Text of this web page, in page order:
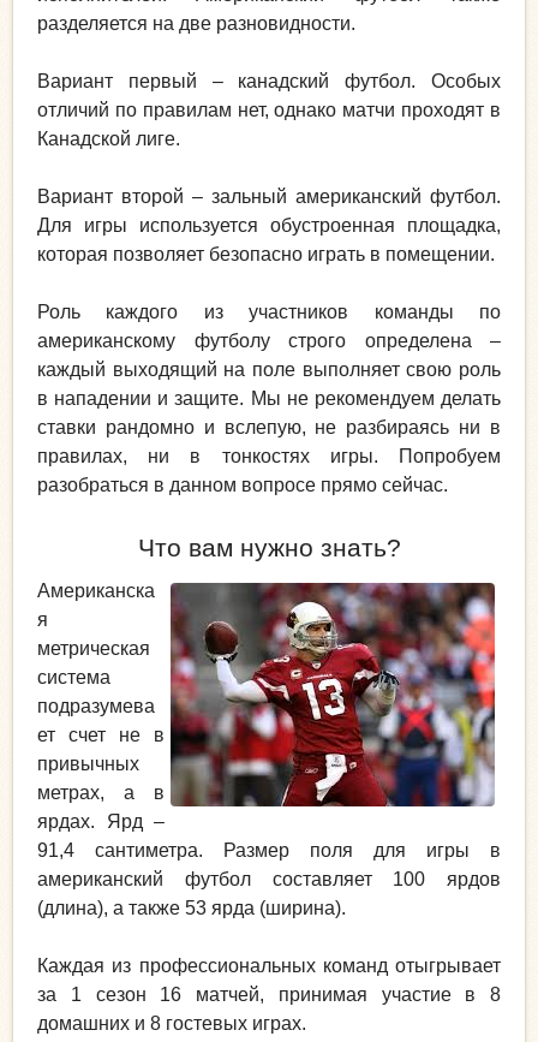
разделяется на две разновидности.
Вариант первый – канадский футбол. Особых
отличий по правилам нет, однако матчи проходят в
Канадской лиге.
Вариант второй – зальный американский футбол.
Для игры используется обустроенная площадка,
которая позволяет безопасно играть в помещении.
Роль каждого из участников команды по
американскому футболу строго определена –
каждый выходящий на поле выполняет свою роль
в нападении и защите. Мы не рекомендуем делать
ставки рандомно и вслепую, не разбираясь ни в
правилах, ни в тонкостях игры. Попробуем
разобраться в данном вопросе прямо сейчас.
Что вам нужно знать?
Американска
я
метрическая
система
подразумева
ет счет не в
привычных
метрах, а в
ярдах. Ярд –
91,4 сантиметра. Размер поля для игры в
американский футбол составляет 100 ярдов
(длина), а также 53 ярда (ширина).
Каждая из профессиональных команд отыгрывает
за 1 сезон 16 матчей, принимая участие в 8
домашних и 8 гостевых играх.